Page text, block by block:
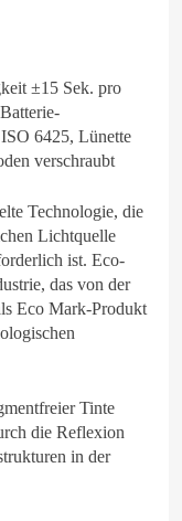
±15 Sek. pro
6425, Lünette
verschraubt
Technologie, die
Lichtquelle
ist. Eco-
das von der
Eco Mark-Produkt
Tinte
die Reflexion
in der